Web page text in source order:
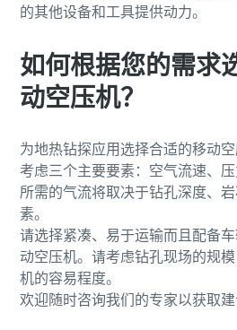
的其他设备和工具提供动力。
如何根据您的需求
动空压机？
为地热钻探应用选择合适的移动
考虑三个主要要素：空气流速、
所需的气流将取决于钻孔深度、
素。
请选择紧凑、易于运输而且配备
动空压机。请考虑钻孔现场的规
机的容易程度。
欢迎随时咨询我们的专家以获取建